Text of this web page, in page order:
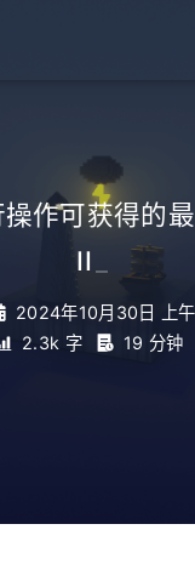
作可获得的
II
2024年10月30日 上午
2.3k 字
19 分钟